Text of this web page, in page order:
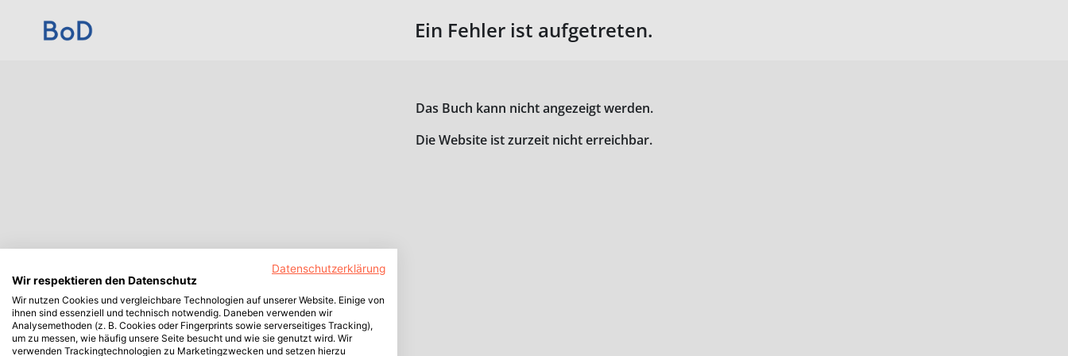
Ein Fehler ist aufgetreten.
Das Buch kann nicht angezeigt werden.
Die Website ist zurzeit nicht erreichbar.
Datenschutzerklärung
Wir respektieren den Datenschutz
Wir nutzen Cookies und vergleichbare Technologien auf unserer Website. Einige von
ihnen sind essenziell und technisch notwendig. Daneben verwenden wir
Analysemethoden (z. B. Cookies oder Fingerprints sowie serverseitiges Tracking),
um zu messen, wie häufig unsere Seite besucht und wie sie genutzt wird. Wir
verwenden Trackingtechnologien zu Marketingzwecken und setzen hierzu